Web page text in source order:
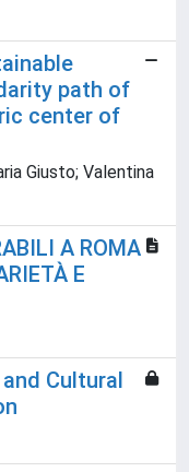
path of
center of
Giusto; Valentina
A ROMA
E
Cultural